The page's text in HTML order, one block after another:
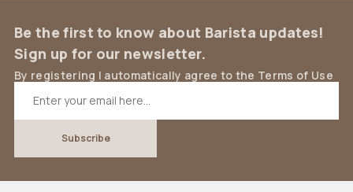
Be the first to know about Barista updates!
Sign up for our newsletter.
By registering I automatically agree to the Terms of Use